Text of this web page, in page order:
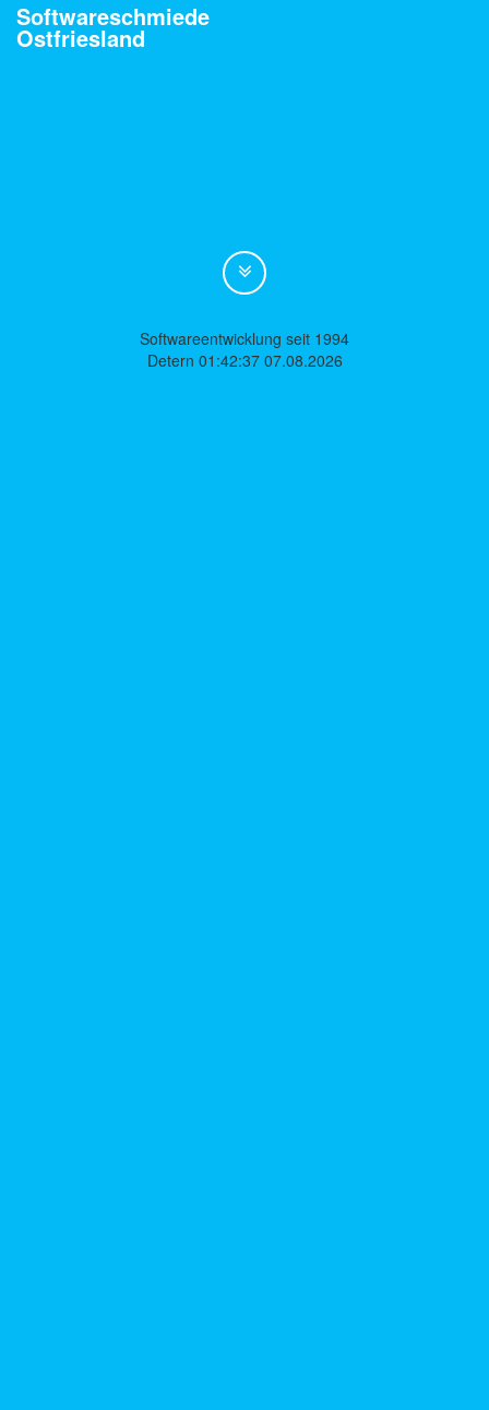
Softwareschmiede
Ostfriesland
Softwareentwicklung seit 1994
Detern 01:42:37 07.08.2026